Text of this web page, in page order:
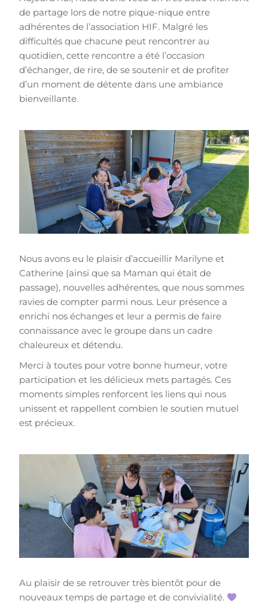
de partage lors de notre pique-nique entre
adhérentes de l’association HIF. Malgré les
difficultés que chacune peut rencontrer au
quotidien, cette rencontre a été l’occasion
d’échanger, de rire, de se soutenir et de profiter
d’un moment de détente dans une ambiance
bienveillante.
Nous avons eu le plaisir d’accueillir Marilyne et
Catherine (ainsi que sa Maman qui était de
passage), nouvelles adhérentes, que nous sommes
ravies de compter parmi nous. Leur présence a
enrichi nos échanges et leur a permis de faire
connaissance avec le groupe dans un cadre
chaleureux et détendu.
Merci à toutes pour votre bonne humeur, votre
participation et les délicieux mets partagés. Ces
moments simples renforcent les liens qui nous
unissent et rappellent combien le soutien mutuel
est précieux.
Au plaisir de se retrouver très bientôt pour de
nouveaux temps de partage et de convivialité.